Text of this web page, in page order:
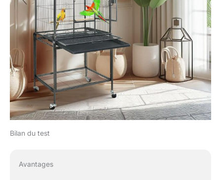
Bilan du test
Avantages